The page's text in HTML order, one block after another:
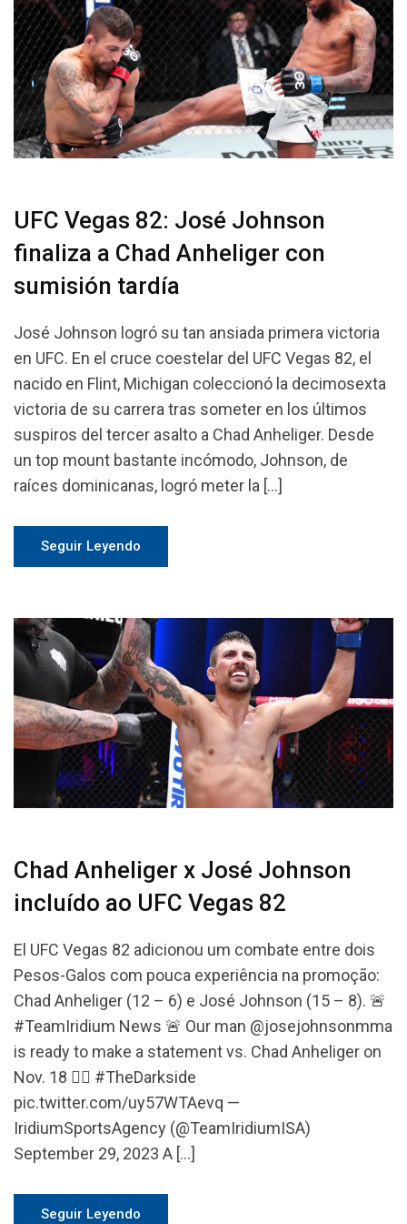
UFC Vegas 82: José Johnson
finaliza a Chad Anheliger con
sumisión tardía
José Johnson logró su tan ansiada primera victoria
en UFC. En el cruce coestelar del UFC Vegas 82, el
nacido en Flint, Michigan coleccionó la decimosexta
victoria de su carrera tras someter en los últimos
suspiros del tercer asalto a Chad Anheliger. Desde
un top mount bastante incómodo, Johnson, de
raíces dominicanas, logró meter la […]
Seguir Leyendo
Chad Anheliger x José Johnson
incluído ao UFC Vegas 82
El UFC Vegas 82 adicionou um combate entre dois
Pesos-Galos com pouca experiência na promoção:
Chad Anheliger (12 – 6) e José Johnson (15 – 8). 🚨
#TeamIridium News 🚨 Our man @josejohnsonmma
is ready to make a statement vs. Chad Anheliger on
Nov. 18 ✍🏽 #TheDarkside
pic.twitter.com/uy57WTAevq —
IridiumSportsAgency (@TeamIridiumISA)
September 29, 2023 A […]
Seguir Leyendo